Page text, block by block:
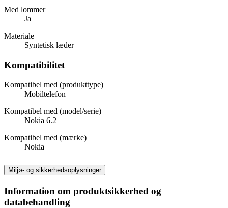
Med lommer
Ja
Materiale
Syntetisk læder
Kompatibilitet
Kompatibel med (produkttype)
Mobiltelefon
Kompatibel med (model/serie)
Nokia 6.2
Kompatibel med (mærke)
Nokia
Miljø- og sikkerhedsoplysninger
Information om produktsikkerhed og
databehandling